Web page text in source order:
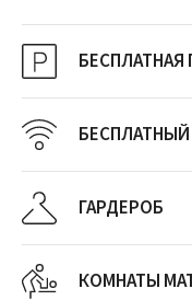
БЕСПЛАТНАЯ
БЕСПЛАТНЫЙ
ГАРДЕРОБ
КОМНАТЫ